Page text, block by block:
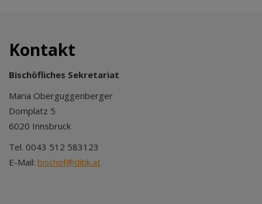
Kontakt
Bischöfliches Sekretariat
Maria Oberguggenberger
Domplatz 5
6020 Innsbruck
Tel. 0043 512 583123
E-Mail: bischof@dibk.at